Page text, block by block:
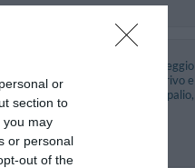
or
section to
you may
or personal
out of the
Molto apprezzato il parcheggio
(quella in servizio al nostro arrivo e
"delucitato" sulla storia del palio,